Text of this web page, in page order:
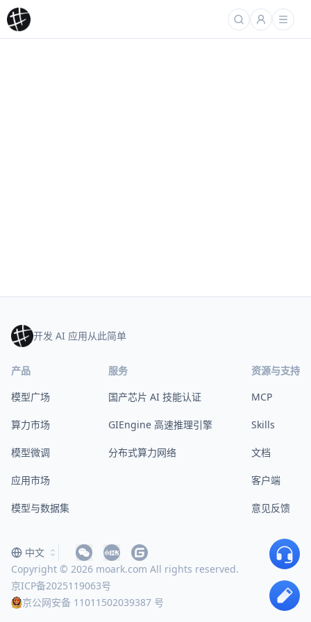
开发 AI 应用从此简单
产品
模型广场
算力市场
模型微调
应用市场
模型与数据集
服务
国产芯片 AI 技能认证
GIEngine 高速推理引擎
分布式算力网络
资源与支持
MCP
Skills
文档
客户端
意见反馈
Copyright © 2026 moark.com All rights reserved.
京ICP备2025119063号
京公网安备 11011502039387 号
中文